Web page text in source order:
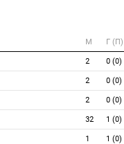
М Г (П)
2 0 (0)
2 0 (0)
2 0 (0)
32 1 (0)
1 1 (0)